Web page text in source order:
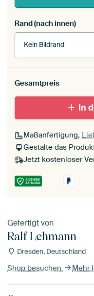
Rand (nach innen)
Kein Bildrand
schwarz
Ohne Passepartout
Gesamtpreis
In
Maßanfertigung,
Gestalte das
Jetzt kostenloser
Gefertigt von
Ralf Lehmann
Dresden, Deutschland
Shop besuchen Mehr